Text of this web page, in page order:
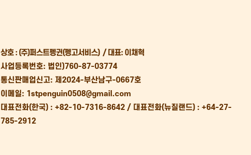
상호 : (주)퍼스트펭귄(펭고서비스) / 대표: 이채혁
사업등록번호: 법인)760-87-03774
통신판매업신고: 제2024-부산남구-0667호
이메일: 1stpenguin0508@gmail.com
대표전화(한국) : +82-10-7316-8642 / 대표전화(뉴질랜드) : +64-27-
785-2912